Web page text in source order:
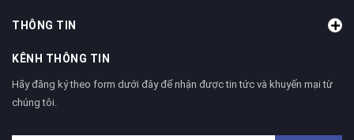
THÔNG TIN
KÊNH THÔNG TIN
Hãy đăng ký theo form dưới đây để nhận được tin tức và khuyến mại từ
chúng tôi.